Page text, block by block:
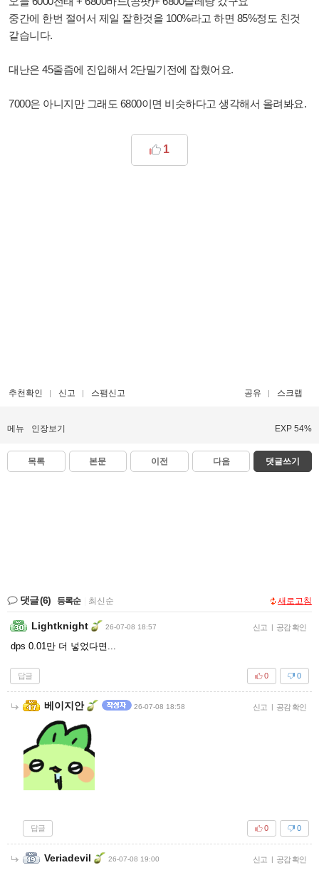
중간에 한번 절어서 제일 잘한것을 100%라고 하면 85%정도 친것
같습니다.
대난은 45줄즘에 진입해서 2단밀기전에 잡혔어요.
7000은 아니지만 그래도 6800이면 비슷하다고 생각해서 올려봐요.
1
추천확인 신고 스팸신고 공유 스크랩
메뉴 인장보기 EXP 54%
목록 본문 이전 다음 댓글쓰기
댓글(6) 등록순 최신순 새로고침
Lightknight 26-07-08 18:57 신고 | 공감 확인
dps 0.01만 더 넣었다면...
답글 0
0
베이지안 26-07-08 18:58 신고 | 공감 확인
답글 0
0
Veriadevil 26-07-08 19:00 신고 | 공감 확인